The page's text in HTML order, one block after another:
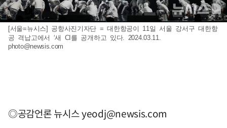
[서울=뉴시스] 공항사진기자단 = 대한항공이 11일 서울 강서구 대한항
공 격납고에서 ‘새 CI를 공개하고 있다. 2024.03.11.
photo@newsis.com
◎공감언론 뉴시스yeodj@newsis.com